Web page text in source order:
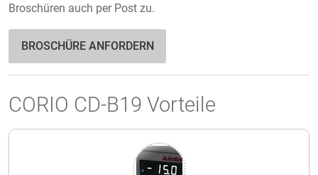
Broschüren auch per Post zu.
BROSCHÜRE ANFORDERN
CORIO CD-B19 Vorteile